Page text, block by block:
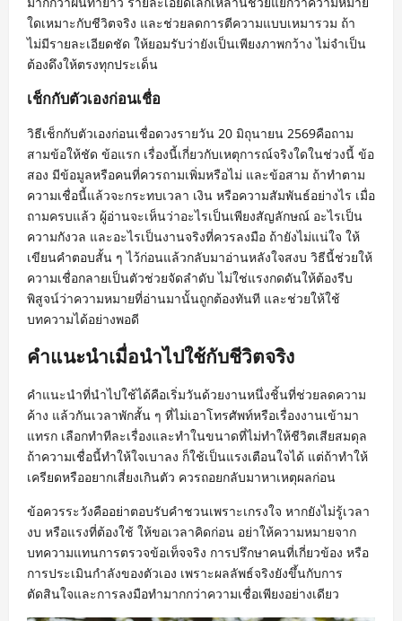
ใดเหมาะกับชีวิตจริง และช่วยลดการตีความแบบเหมารวม ถ้า
ไม่มีรายละเอียดชัด ให้ยอมรับว่ายังเป็นเพียงภาพกว้าง ไม่จำเป็น
ต้องดึงให้ตรงทุกประเด็น
เช็กกับตัวเองก่อนเชื่อ
วิธีเช็กกับตัวเองก่อนเชื่อดวงรายวัน 20 มิถุนายน 2569คือถาม
สามข้อให้ชัด ข้อแรก เรื่องนี้เกี่ยวกับเหตุการณ์จริงใดในช่วงนี้ ข้อ
สอง มีข้อมูลหรือคนที่ควรถามเพิ่มหรือไม่ และข้อสาม ถ้าทำตาม
ความเชื่อนี้แล้วจะกระทบเวลา เงิน หรือความสัมพันธ์อย่างไร เมื่อ
ถามครบแล้ว ผู้อ่านจะเห็นว่าอะไรเป็นเพียงสัญลักษณ์ อะไรเป็น
ความกังวล และอะไรเป็นงานจริงที่ควรลงมือ ถ้ายังไม่แน่ใจ ให้
เขียนคำตอบสั้น ๆ ไว้ก่อนแล้วกลับมาอ่านหลังใจสงบ วิธีนี้ช่วยให้
ความเชื่อกลายเป็นตัวช่วยจัดลำดับ ไม่ใช่แรงกดดันให้ต้องรีบ
พิสูจน์ว่าความหมายที่อ่านมานั้นถูกต้องทันที และช่วยให้ใช้
บทความได้อย่างพอดี
คำแนะนำเมื่อนำไปใช้กับชีวิตจริง
คำแนะนำที่นำไปใช้ได้คือเริ่มวันด้วยงานหนึ่งชิ้นที่ช่วยลดความ
ค้าง แล้วกันเวลาพักสั้น ๆ ที่ไม่เอาโทรศัพท์หรือเรื่องงานเข้ามา
แทรก เลือกทำทีละเรื่องและทำในขนาดที่ไม่ทำให้ชีวิตเสียสมดุล
ถ้าความเชื่อนี้ทำให้ใจเบาลง ก็ใช้เป็นแรงเตือนใจได้ แต่ถ้าทำให้
เครียดหรืออยากเสี่ยงเกินตัว ควรถอยกลับมาหาเหตุผลก่อน
ข้อควรระวังคืออย่าตอบรับคำชวนเพราะเกรงใจ หากยังไม่รู้เวลา
งบ หรือแรงที่ต้องใช้ ให้ขอเวลาคิดก่อน อย่าให้ความหมายจาก
บทความแทนการตรวจข้อเท็จจริง การปรึกษาคนที่เกี่ยวข้อง หรือ
การประเมินกำลังของตัวเอง เพราะผลลัพธ์จริงยังขึ้นกับการ
ตัดสินใจและการลงมือทำมากกว่าความเชื่อเพียงอย่างเดียว